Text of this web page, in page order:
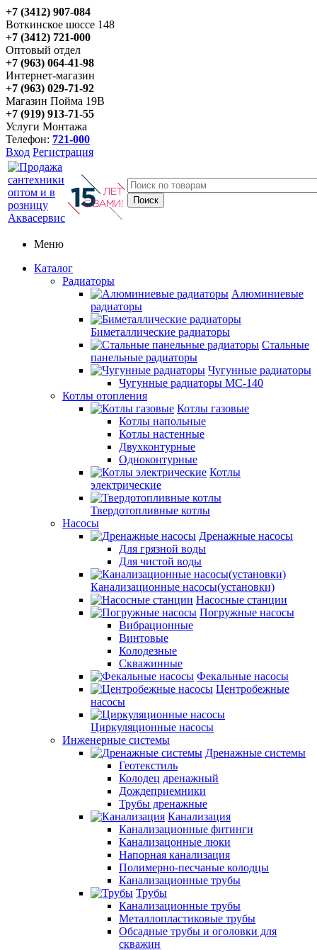
+7 (3412) 907-084
Воткинское шоссе 148
+7 (3412) 721-000
Оптовый отдел
+7 (963) 064-41-98
Интернет-магазин
+7 (963) 029-71-92
Магазин Пойма 19В
+7 (919) 913-71-55
Услуги Монтажа
Телефон: 721-000
Вход Регистрация
Меню
Каталог
Радиаторы
Алюминиевые
радиаторы
Биметаллические радиаторы
Стальные
панельные радиаторы
Чугунные радиаторы
Чугунные радиаторы МС-140
Котлы отопления
Котлы газовые
Котлы напольные
Котлы настенные
Двухконтурные
Одноконтурные
Котлы
электрические
Твердотопливные котлы
Насосы
Дренажные насосы
Для грязной воды
Для чистой воды
Канализационные насосы(установки)
Насосные станции
Погружные насосы
Вибрационные
Винтовые
Колодезные
Скважинные
Фекальные насосы
Центробежные
насосы
Циркуляционные насосы
Инженерные системы
Дренажные системы
Геотекстиль
Колодец дренажный
Дождеприемники
Трубы дренажные
Канализация
Канализационные фитинги
Канализацонные люки
Напорная канализация
Полимерно-песчаные колодцы
Канализационные трубы
Трубы
Канализационные трубы
Металлопластиковые трубы
Обсадные трубы и оголовки для
скважин